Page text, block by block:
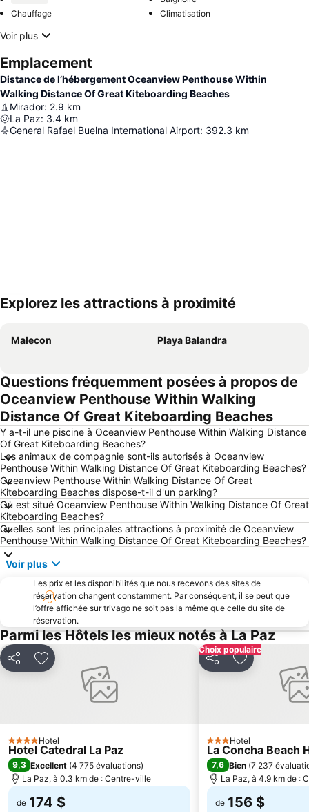
Chauffage
Climatisation
Voir plus
Emplacement
Distance de l’hébergement Oceanview Penthouse Within
Walking Distance Of Great Kiteboarding Beaches
Mirador: 2.9 km
La Paz: 3.4 km
General Rafael Buelna International Airport: 392.3 km
Explorez les attractions à proximité
Malecon Playa Balandra
Questions fréquemment posées à propos de
Oceanview Penthouse Within Walking
Distance Of Great Kiteboarding Beaches
Y a-t-il une piscine à Oceanview Penthouse Within Walking Distance
Of Great Kiteboarding Beaches?
Les animaux de compagnie sont-ils autorisés à Oceanview
Penthouse Within Walking Distance Of Great Kiteboarding Beaches?
Oceanview Penthouse Within Walking Distance Of Great
Kiteboarding Beaches dispose-t-il d'un parking?
Où est situé Oceanview Penthouse Within Walking Distance Of Great
Kiteboarding Beaches?
Quelles sont les principales attractions à proximité de Oceanview
Penthouse Within Walking Distance Of Great Kiteboarding Beaches?
Voir plus
Les prix et les disponibilités que nous recevons des sites de
réservation changent constamment. Par conséquent, il se peut que
l’offre affichée sur trivago ne soit pas la même que celle du site de
réservation.
Parmi les Hôtels les mieux notés à La Paz
PartagerAjouter à mes favoris
4 ÉtoilesHotel
Hotel Catedral La Paz
9,3 Excellent (4 775 évaluations)
La Paz, à 0.3 km de : Centre-ville
de 174 $
Choix populaire
PartagerAjouter à
3 Étoiles
Hotel
La Concha Beach
7,6 Bien (7 237
La Paz, à 4.9 km de :
de 156 $